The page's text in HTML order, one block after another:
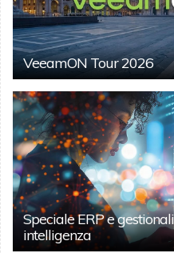
VeeamON Tour 2026
Speciale ERP e
intelligenza